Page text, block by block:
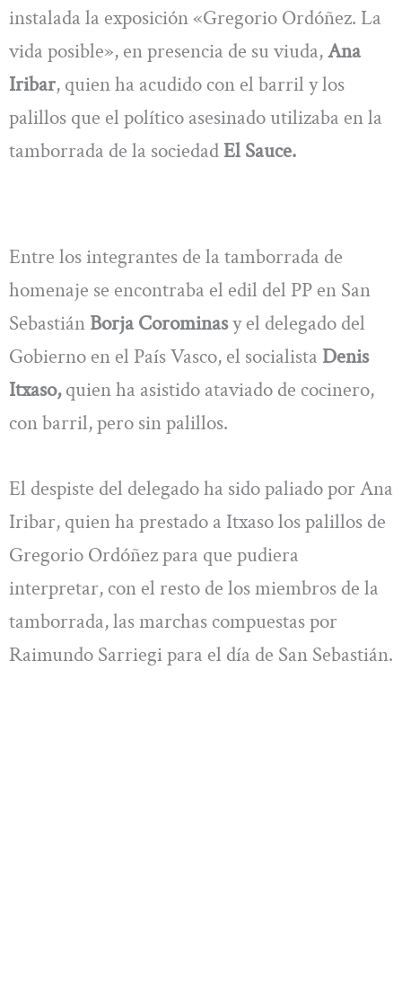
instalada la exposición «Gregorio Ordóñez. La
vida posible», en presencia de su viuda,Ana
Iribar, quien ha acudido con el barril y los
palillos que el político asesinado utilizaba en la
tamborrada de la sociedadEl Sauce.
Entre los integrantes de la tamborrada de
homenaje se encontraba el edil del PP en San
Sebastián Borja Corominasy el delegado del
Gobierno en el País Vasco, el socialista Denis
Itxaso,quien ha asistido ataviado de cocinero,
con barril, pero sin palillos.
El despiste del delegado ha sido paliado por Ana
Iribar, quien ha prestado a Itxaso los palillos de
Gregorio Ordóñez para que pudiera
interpretar, con el resto de los miembros de la
tamborrada, las marchas compuestas por
Raimundo Sarriegi para el día de San Sebastián.